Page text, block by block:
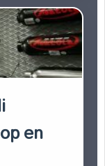
en